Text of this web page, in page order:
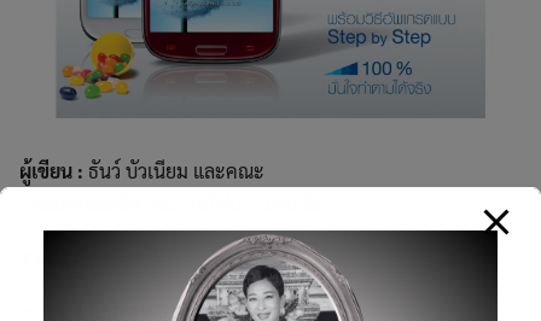
ผู้เขียน : ธันว์ บัวเนียม และคณะ
ขนาด: 16.51*19.05 ซม.